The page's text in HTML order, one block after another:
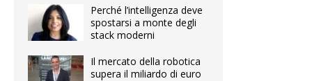
Perché l’intelligenza deve
spostarsi a monte degli
stack moderni
Il mercato della robotica
supera il miliardo di euro